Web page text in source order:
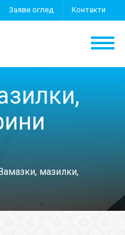
Заяви оглед Контакти
мазилки,